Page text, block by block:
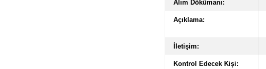
Alım Dökümanı:
Açıklama:
İletişim:
Kontrol Edecek Kişi: